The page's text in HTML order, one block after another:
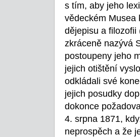
s tím, aby jeho
vědeckém Musea
dějepisu a
zkráceně nazývá
postoupeny jeho
jejich otištění
odkládali své
jejich posudky
dokonce
4. srpna 1871,
neprospěch a že